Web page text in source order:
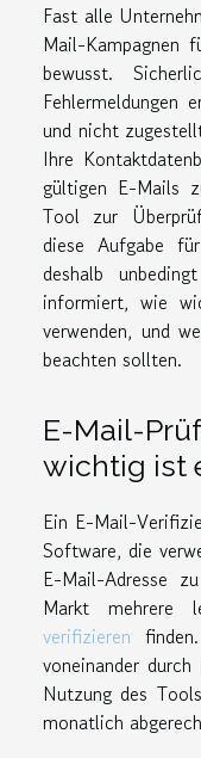
Fast alle
Mail-Kampagnen
bewusst.
und nicht
Ihre
gültigen E-Mails
Tool zur
diese Aufgabe
deshalb
informiert, wie
verwenden, und
beachten sollten.
E-Mail-
wichtig ist
Ein E-Mail-
Software, die
E-Mail-Adresse
Markt mehrere
verifizieren
voneinander
Nutzung des
monatlich